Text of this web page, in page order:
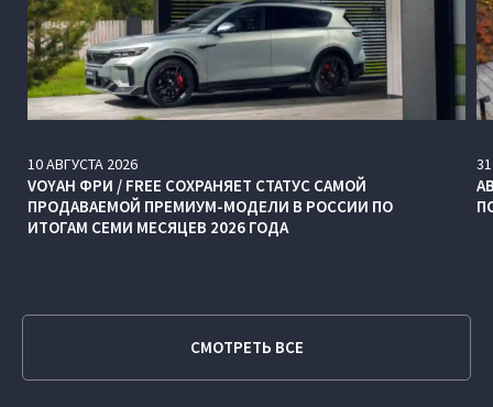
10АВГУСТА 2026
VOYAH ФРИ / FREE СОХРАНЯЕТ СТАТУС САМОЙ
ПРОДАВАЕМОЙ ПРЕМИУМ-МОДЕЛИ В РОССИИ ПО
ИТОГАМ СЕМИ МЕСЯЦЕВ 2026 ГОДА
31
СМОТРЕТЬ ВСЕ